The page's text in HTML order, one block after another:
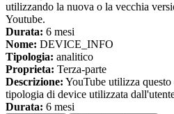
utilizzando la nuova o la vecchia
Youtube.
Durata: 6 mesi
Nome: DEVICE_INFO
Tipologia: analitico
Proprieta: Terza-parte
Descrizione: YouTube utilizza
tipologia di device utilizzata
Durata: 6 mesi